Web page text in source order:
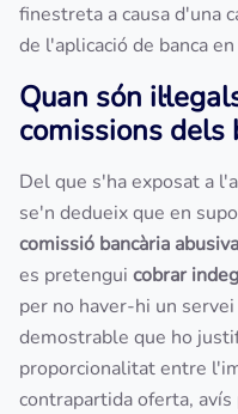
finestreta a causa d'una
de l'aplicació de banca
Quan són
comissions dels
Del que s'ha exposat a
se'n dedueix que en
comissió bancària abusiva
es pretengui cobrar
per no haver-hi un
demostrable que ho
proporcionalitat entre
contrapartida oferta,